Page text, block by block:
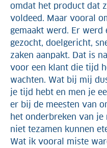
omdat het product dat
voldeed. Maar vooral
gemaakt werd. Er werd
gezocht, doelgericht,
zaken aanpakt. Dat is
voor een klant die tijd
wachten. Wat bij mij
je tijd hebt en men je
er bij de meesten van
het onderbreken van
niet tezamen kunnen
Wat ik vooral miste